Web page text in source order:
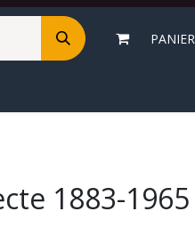
PANIER
1883-1965